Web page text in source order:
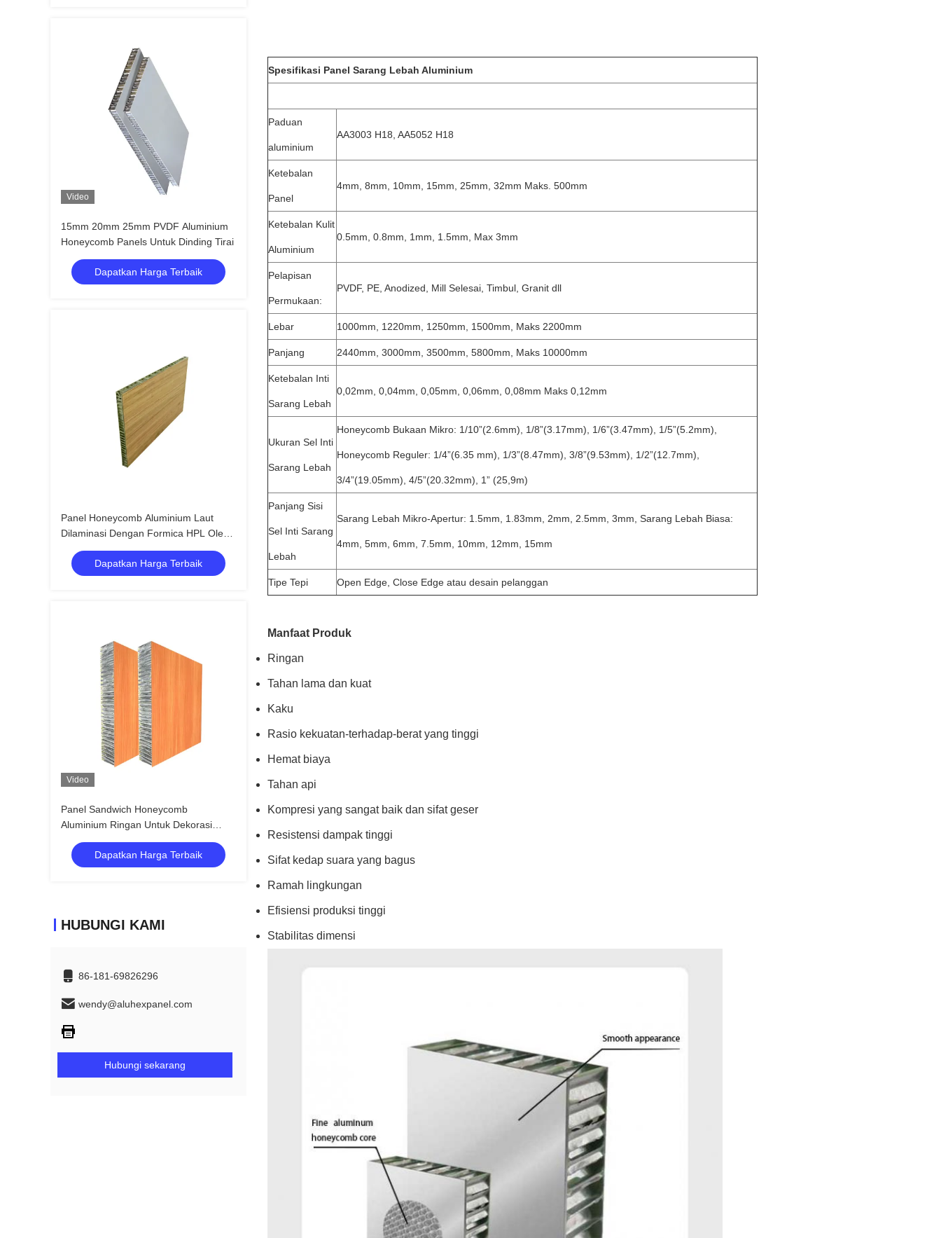
Video
15mm 20mm 25mm PVDF Aluminium
Honeycomb Panels Untuk Dinding Tirai
Dapatkan Harga Terbaik
Panel Honeycomb Aluminium Laut
Dilaminasi Dengan Formica HPL Oleh
PUR Hot Melting Film
Dapatkan Harga Terbaik
Video
Panel Sandwich Honeycomb
Aluminium Ringan Untuk Dekorasi
Kapal dan Pengiriman
Dapatkan Harga Terbaik
HUBUNGI KAMI
86-181-69826296
wendy@aluhexpanel.com
Hubungi sekarang
Spesifikasi Panel Sarang Lebah Aluminium
Paduan
aluminium
AA3003 H18, AA5052 H18
Ketebalan
Panel
4mm, 8mm, 10mm, 15mm, 25mm, 32mm Maks. 500mm
Ketebalan Kulit
Aluminium
0.5mm, 0.8mm, 1mm, 1.5mm, Max 3mm
Pelapisan
Permukaan:
PVDF, PE, Anodized, Mill Selesai, Timbul, Granit dll
Lebar 1000mm, 1220mm, 1250mm, 1500mm, Maks 2200mm
Panjang 2440mm, 3000mm, 3500mm, 5800mm, Maks 10000mm
Ketebalan Inti
Sarang Lebah
0,02mm, 0,04mm, 0,05mm, 0,06mm, 0,08mm Maks 0,12mm
Ukuran Sel Inti
Sarang Lebah
Honeycomb Bukaan Mikro: 1/10”(2.6mm), 1/8”(3.17mm), 1/6”(3.47mm), 1/5”(5.2mm),
Honeycomb Reguler: 1/4”(6.35 mm), 1/3”(8.47mm), 3/8”(9.53mm), 1/2”(12.7mm),
3/4”(19.05mm), 4/5”(20.32mm), 1” (25,9m)
Panjang Sisi
Sel Inti Sarang
Lebah
Sarang Lebah Mikro-Apertur: 1.5mm, 1.83mm, 2mm, 2.5mm, 3mm, Sarang Lebah Biasa:
4mm, 5mm, 6mm, 7.5mm, 10mm, 12mm, 15mm
Tipe Tepi Open Edge, Close Edge atau desain pelanggan
Manfaat Produk
Ringan
Tahan lama dan kuat
Kaku
Rasio kekuatan-terhadap-berat yang tinggi
Hemat biaya
Tahan api
Kompresi yang sangat baik dan sifat geser
Resistensi dampak tinggi
Sifat kedap suara yang bagus
Ramah lingkungan
Efisiensi produksi tinggi
Stabilitas dimensi